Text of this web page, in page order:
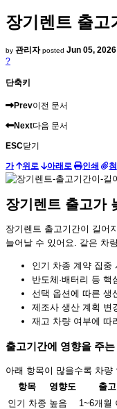
장기렌트 출고
by 관리자 posted Jun 05, 2026
?
단축키
Prev이전 문서
Next다음 문서
ESC닫기
가 위로 아래로 인쇄
장기렌트 출고가
장기렌트 출고기간이 길어
늘어날 수 있어요. 같은 차
인기 차종 계약 집중
반도체·배터리 등 핵
선택 옵션에 따른 생
제조사 생산 계획 변
재고 차량 여부에 따
출고기간에 영향을 주
아래 항목이 많을수록 차량
항목
영향도
출
인기 차종 높음
1~6개월